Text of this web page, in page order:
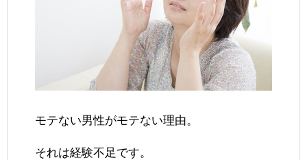
モテない男性がモテない理由。
それは経験不足です。